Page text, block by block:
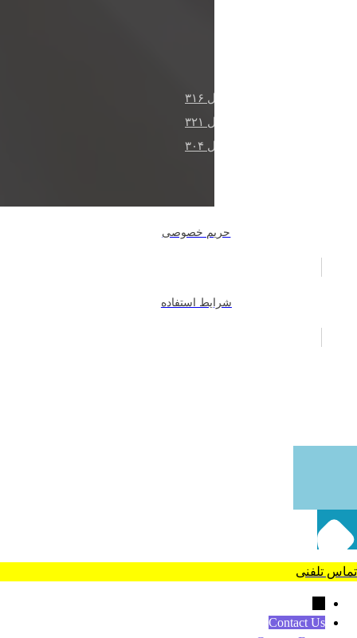
لوله‌های استنلس استیل ۳۱۶
لوله‌های استنلس استیل ۳۲۱
لوله‌های استنلس استیل ۳۰۴
حریم خصوصی
شرایط استفاده
تماس تلفنی
Contact Us